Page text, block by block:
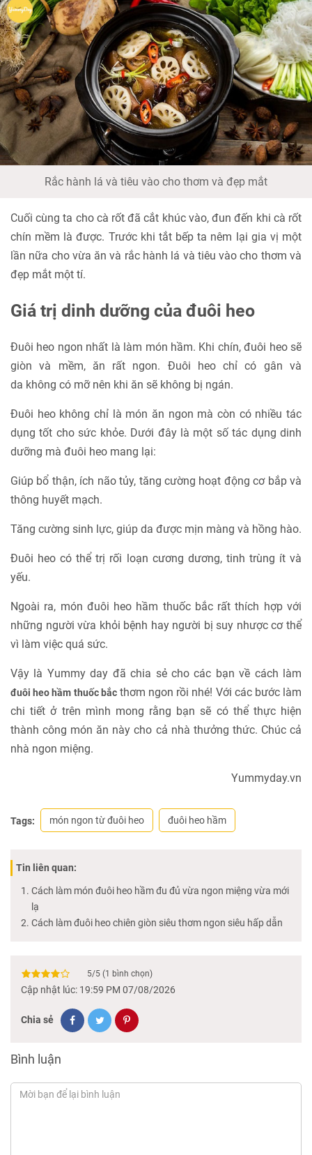
Rắc hành lá và tiêu vào cho thơm và đẹp mắt
Cuối cùng ta cho cà rốt đã cắt khúc vào, đun đến khi cà rốt
chín mềm là được. Trước khi tắt bếp ta nêm lại gia vị một
lần nữa cho vừa ăn và rắc hành lá và tiêu vào cho thơm và
đẹp mắt một tí.
Giá trị dinh dưỡng của đuôi heo
Đuôi heo ngon nhất là làm món hầm. Khi chín, đuôi heo sẽ
giòn và mềm, ăn rất ngon. Đuôi heo chỉ có gân và
da không có mỡ nên khi ăn sẽ không bị ngán.
Đuôi heo không chỉ là món ăn ngon mà còn có nhiều tác
dụng tốt cho sức khỏe. Dưới đây là một số tác dụng dinh
dưỡng mà đuôi heo mang lại:
Giúp bổ thận, ích não tủy, tăng cường hoạt động cơ bắp và
thông huyết mạch.
Tăng cường sinh lực, giúp da được mịn màng và hồng hào.
Đuôi heo có thể trị rối loạn cương dương, tinh trùng ít và
yếu.
Ngoài ra, món đuôi heo hầm thuốc bắc rất thích hợp với
những người vừa khỏi bệnh hay người bị suy nhược cơ thể
vì làm việc quá sức.
Vậy là Yummy day đã chia sẻ cho các bạn về cách làm
đuôi heo hầm thuốc bắcthơm ngon rồi nhé! Với các bước làm
chi tiết ở trên mình mong rằng bạn sẽ có thể thực hiện
thành công món ăn này cho cả nhà thưởng thức. Chúc cả
nhà ngon miệng.
Yummyday.vn
Tags: món ngon từ đuôi heo đuôi heo hầm
Tin liên quan:
Cách làm món đuôi heo hầm đu đủ vừa ngon miệng vừa mới
lạ
Cách làm đuôi heo chiên giòn siêu thơm ngon siêu hấp dẫn
5/5 (1 bình chọn)
Cập nhật lúc: 19:59 PM 07/08/2026
Chia sẻ
Bình luận